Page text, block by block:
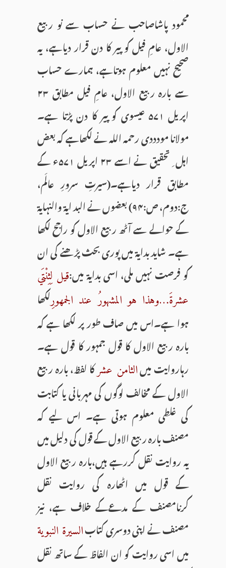
محمود پاشاصاحب نے حساب سے نو ربیع
الاول، عامِ فیل کو پیر کا دن قرار دیاہے، یہ
صحیح نہیں معلوم ہوتاہے، ہمارے حساب
سے بارہ ربیع الاول، عامِ فیل مطابق ۲۳
اپریل ۵۷۱ عیسوی کو پیر کا دن پڑتا ہے۔
مولانا مودددی رحمہ اللہ نے لکھاہے کہ بعض
اہل ِ تحقیق نے اسے ۲۳ اپریل ۵۷۱ء کے
مطابق قرار دیاہے۔(سیرتِ سرورِ عالَم،
ج:دوم، ص:۹۴) بعضوں نے البد ایۃ والنہایۃ
کے حوالے سے آٹھ ربیع الاول کو راجح لکھا
ہے۔ شاید بدایۃ میں پوری بحث پڑھنے کی ان
کو فرصت نہیں ملی، اسی بدایۃ میں:قیل لِثِنْتَي
عشرةَ…وهذا هو المشهورُ عند الجمهورِلکھا
ہوا ہے۔اس میں صاف طور پر لکھا ہے کہ
بارہ ربیع الاول کا قول جمہور کا قول ہے۔
رہاروایت میںالثامن عشرکا لفظ، بارہ ربیع
الاول کے مخالف لوگوں کی مہربانی یا کتابت
کی غلطی معلوم ہوتی ہے۔ اس لیے کہ
مصنف بارہ ربیع الاول کے قول کی دلیل میں
یہ روایت نقل کررہے ہیں،بارہ ربیع الاول
کے قول میں اٹھارہ کی روایت نقل
کرنامصنف کے مدعےکے خلاف ہے، نیز
مصنف نے اپنی دوسری کتابالسیرة النبویة
میں اسی روایت کو ان الفاظ کے ساتھ نقل